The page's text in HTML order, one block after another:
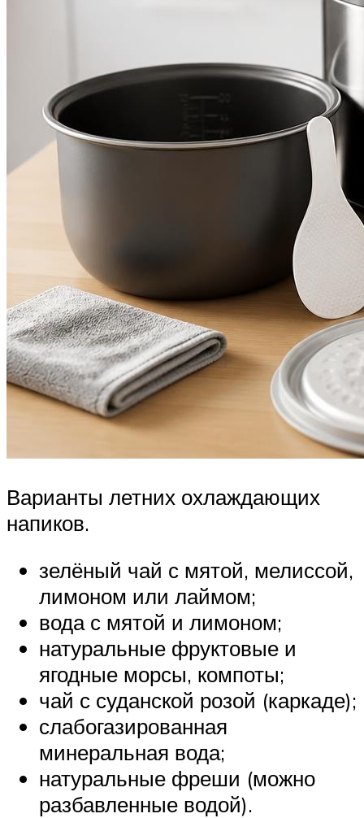
Варианты летних охлаждающих
напиков.
зелёный чай с мятой, мелиссой,
лимоном или лаймом;
вода с мятой и лимоном;
натуральные фруктовые и
ягодные морсы, компоты;
чай с суданской розой (каркаде);
слабогазированная
минеральная вода;
натуральные фреши (можно
разбавленные водой).